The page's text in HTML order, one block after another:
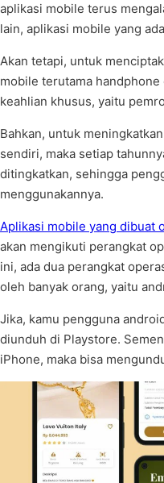
aplikasi mobile terus
lain, aplikasi mobile yang
Akan tetapi, untuk
mobile terutama
keahlian khusus, yaitu
Bahkan, untuk
sendiri, maka setiap
ditingkatkan, sehingga
menggunakannya.
Aplikasi mobile yang dibuat
akan mengikuti perangkat
ini, ada dua perangkat
oleh banyak orang, yaitu
Jika, kamu pengguna
diunduh di Playstore.
iPhone, maka bisa